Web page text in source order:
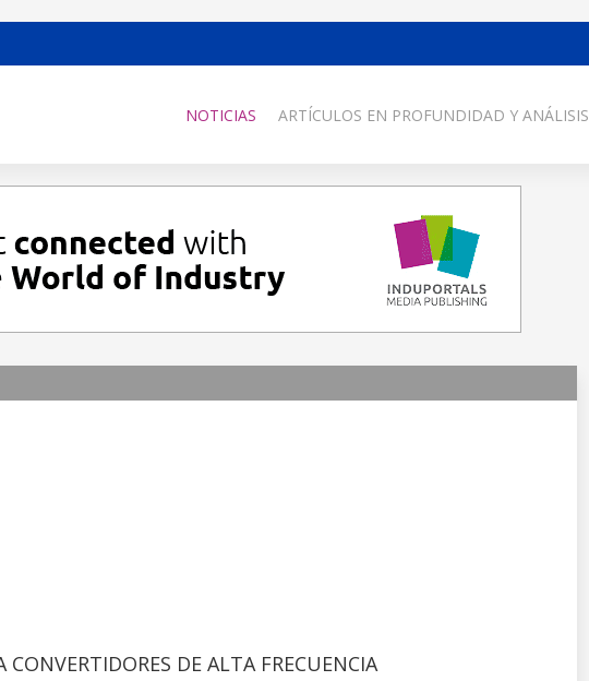
NOTICIAS ARTÍCULOS EN PROFUNDIDAD Y ANÁLISIS
DE ALTA FRECUENCIA